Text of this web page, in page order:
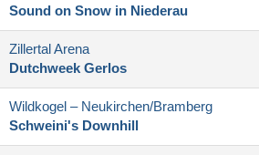
Sound on Snow in Niederau
Zillertal Arena
Dutchweek Gerlos
Wildkogel – Neukirchen/​Bramberg
Schweini's Downhill